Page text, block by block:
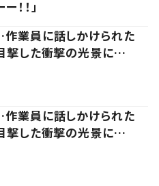
！！」
業員に話しかけられた
撃した衝撃の光景に…
業員に話しかけられた
撃した衝撃の光景に…